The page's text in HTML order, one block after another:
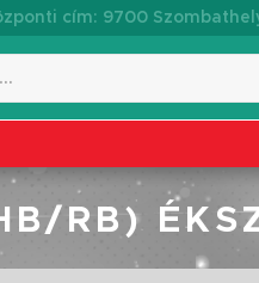
cím: 9700
RB)